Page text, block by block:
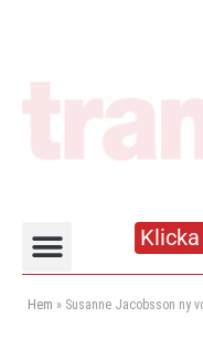
Hem » Susanne Jacobsson ny